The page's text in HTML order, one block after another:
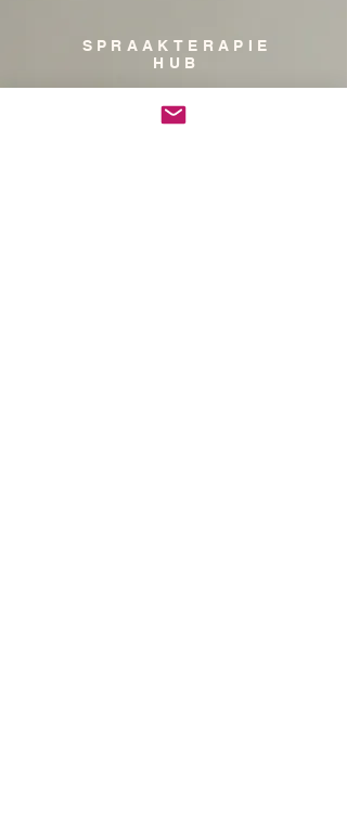
SPRAAKTERAPIE
HUB
Do Not Sell My Personal Information